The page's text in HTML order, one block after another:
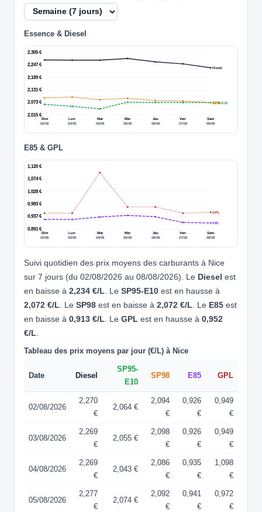
Essence & Diesel
2,015 €
2,073 €
2,131 €
2,189 €
2,247 €
2,305 €
Dim
02/08
Lun
03/08
Mar
04/08
Mer
05/08
Jeu
06/08
Ven
07/08
Sam
08/08
Diesel
SP95-E10
SP98
E85 & GPL
0,891 €
0,937 €
0,983 €
1,028 €
1,074 €
1,120 €
Dim
02/08
Lun
03/08
Mar
04/08
Mer
05/08
Jeu
06/08
Ven
07/08
Sam
08/08
E85
GPL
Suivi quotidien des prix moyens des carburants à Nice
sur 7 jours (du 02/08/2026 au 08/08/2026). Le Diesel est
en baisse à 2,234 €/L . Le SP95-E10 est en hausse à
2,072 €/L . Le SP98 est en baisse à 2,072 €/L . Le E85 est
en baisse à 0,913 €/L . Le GPL est en hausse à 0,952
€/L
Tableau des prix moyens par jour (€/L) à Nice
Date Diesel
SP95-
E10
SP98 E85 GPL
02/08/2026
2,270
€
2,064 €
2,094
€
0,926
€
0,949
€
03/08/2026
2,269
€
2,055 €
2,098
€
0,926
€
0,949
€
04/08/2026
2,269
€
2,043 €
2,086
€
0,935
€
1,098
€
05/08/2026
2,277
€
2,074 €
2,092
€
0,941
€
0,972
€